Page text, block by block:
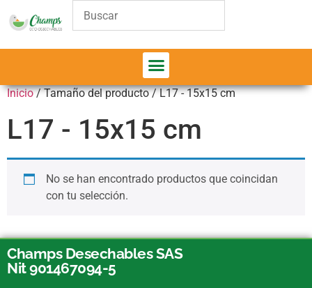
Inicio/ Tamaño del producto / L17 - 15x15 cm
L17 - 15x15 cm
No se han encontrado productos que coincidan
con tu selección.
Champs Desechables SAS
Nit 901467094-5